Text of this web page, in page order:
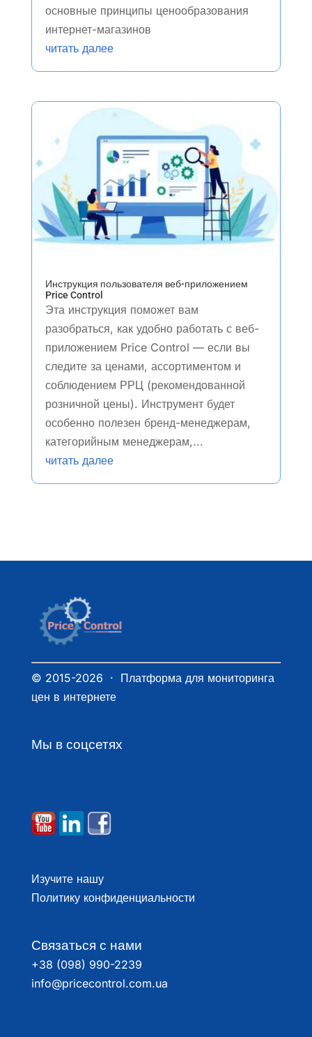
основные принципы ценообразования
интернет-магазинов
читать далее
Инструкция пользователя веб-приложением
Price Control
Эта инструкция поможет вам
разобраться, как удобно работать с веб-
приложением Price Control — если вы
следите за ценами, ассортиментом и
соблюдением РРЦ (рекомендованной
розничной цены). Инструмент будет
особенно полезен бренд-менеджерам,
категорийным менеджерам,...
читать далее
© 2015-2026 · Платформа для мониторинга
цен в интернете
Мы в соцсетях
Изучите нашу
Политику конфиденциальности
Связаться с нами
+38 (098) 990-2239
info@pricecontrol.com.ua